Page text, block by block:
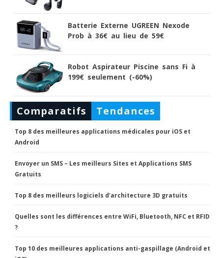
Batterie Externe UGREEN Nexode
Prob à 36€ au lieu de 59€
Robot Aspirateur Piscine sans Fi à
199€ seulement (-60%)
Comparatifs Tendances
Top 8 des meilleures applications médicales pour iOS et
Android
Envoyer un SMS – Les meilleurs Sites et Applications SMS
Gratuits
Top 8 des meilleurs logiciels d’architecture 3D gratuits
Quelles sont les différences entre WiFi, Bluetooth, NFC et RFID
?
Top 10 des meilleures applications anti-gaspillage (Android et